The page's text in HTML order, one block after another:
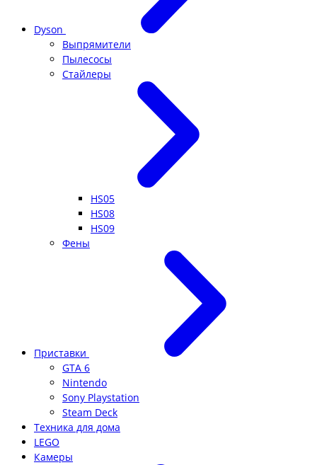
Dyson
Выпрямители
Пылесосы
Стайлеры
HS05
HS08
HS09
Фены
Приставки
GTA 6
Nintendo
Sony Playstation
Steam Deck
Техника для дома
LEGO
Камеры